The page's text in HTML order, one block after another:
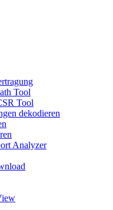
Tool
Tool
dekodieren
Analyzer